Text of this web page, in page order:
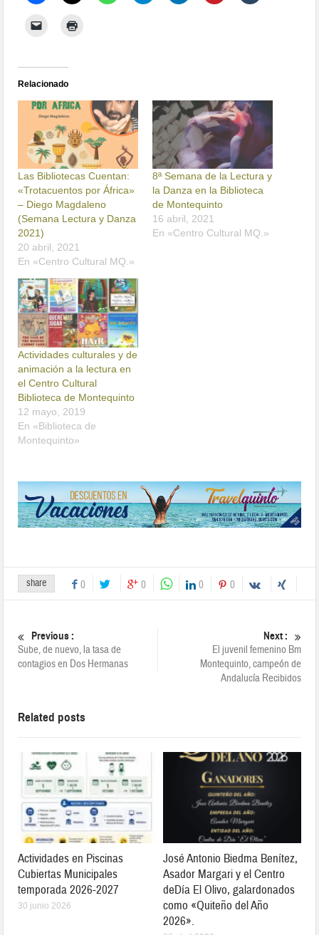
Relacionado
Las Bibliotecas Cuentan:
«Trotacuentos por África»
– Diego Magdaleno
(Semana Lectura y Danza
2021)
20 abril, 2021
En «Centro Cultural MQ.»
8ª Semana de la Lectura y
la Danza en la Biblioteca
de Montequinto
16 abril, 2021
En «Centro Cultural MQ.»
Actividades culturales y de
animación a la lectura en
el Centro Cultural
Biblioteca de Montequinto
12 mayo, 2019
En «Biblioteca de
Montequinto»
share 0 0 0 0
Previous :
Sube, de nuevo, la tasa de
contagios en Dos Hermanas
Next :
El juvenil femenino Bm
Montequinto, campeón de
Andalucía Recibidos
Related posts
Actividades en Piscinas
Cubiertas Municipales
temporada 2026-2027
30 junio 2026
José Antonio Biedma Benítez,
Asador Margari y el Centro
deDía El Olivo, galardonados
como «Quiteño del Año
2026».